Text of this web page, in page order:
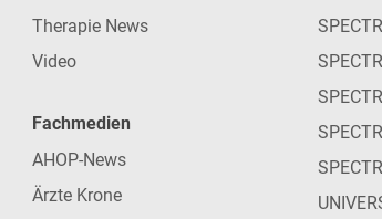
Therapie News
Video
Fachmedien
AHOP-News
Ärzte Krone